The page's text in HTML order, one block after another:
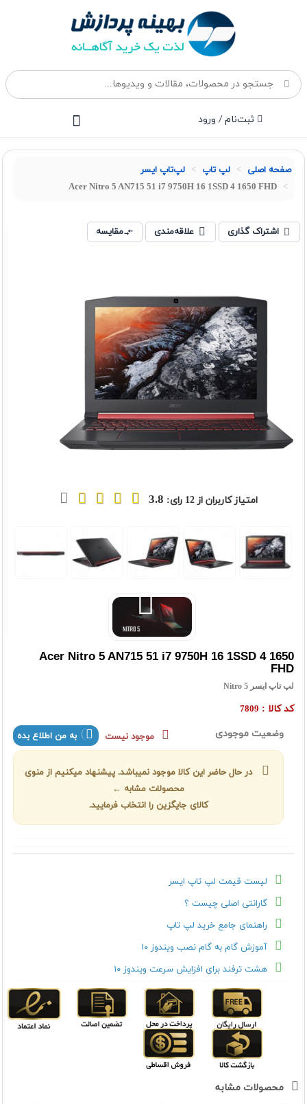
ثبت‌نام / ورود
صفحه اصلی لپ تاپ لپ‌تاپ ایسر
Acer Nitro 5 AN715 51 i7 9750H 16 1SSD 4 1650 FHD
اشتراک گذاری علاقه‌مندی مقایسه
امتیاز کاربران از12 رای: 3.8
Acer Nitro 5 AN715 51 i7 9750H 16 1SSD 4 1650
FHD
لپ تاپ ایسر Nitro 5
کد کالا : 7809
وضعیت موجودی موجود نیست به من اطلاع بده
در حال حاضر این کالا موجود نمیباشد. پیشنهاد میکنیم از منوی
محصولات مشابه ←
کالای جایگزین را انتخاب فرمایید.
لیست قیمت لپ تاپ ايسر
گارانتی اصلی چیست ؟
راهنمای جامع خرید لپ تاپ
آموزش گام به گام نصب ویندوز ۱۰
هشت ترفند برای افزایش سرعت ویندوز ۱۰
محصولات مشابه